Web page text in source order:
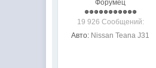
Форумец
19 926 Сообщений:
Авто: Nissan Teana J31